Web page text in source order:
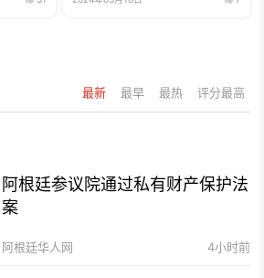
最新 最早 最热 评分最高
阿根廷参议院通过私有财产保护法
案
阿根廷华人网 4小时前